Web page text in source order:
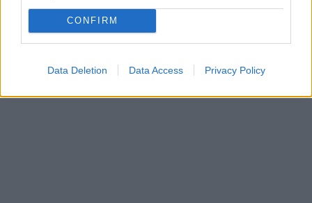
CONFIRM
Data Deletion Data Access Privacy Policy